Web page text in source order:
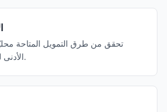
تحقق من طرق التمويل المتاحة
الأدنى للإيداع وأوقات المعالجة.